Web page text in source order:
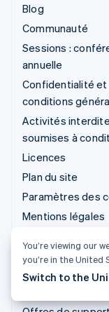
Blog
Communauté
Sessions :
annuelle
Confidentialité et
conditions
Activités
soumises à
Licences
Plan du site
Paramètres des
Mentions légales
Service
You’re viewing our
you’re in the United
Switch to the